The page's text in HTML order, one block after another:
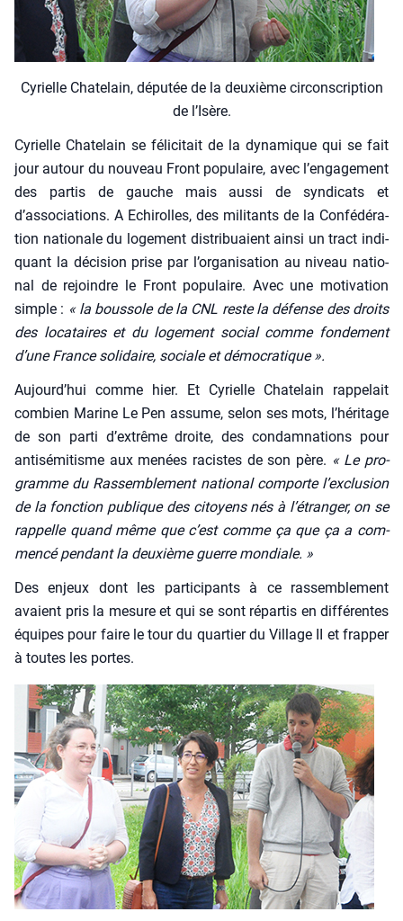
Cyrielle Cha­te­lain, dépu­tée de la deuxième cir­cons­crip­tion
de l’I­sère.
Cyrielle Cha­te­lain se féli­ci­tait de la dyna­mique qui se fait
jour autour du nou­veau Front popu­laire, avec l’engagement
des par­tis de gauche mais aus­si de syn­di­cats et
d’associations. A Echi­rolles, des mili­tants de la Confé­dé­ra­
tion natio­nale du loge­ment dis­tri­buaient ain­si un tract indi­
quant la déci­sion prise par l’organisation au niveau natio­
nal de rejoindre le Front popu­laire. Avec une moti­va­tion
simple : « la bous­sole de la CNL reste la défense des droits
des loca­taires et du loge­ment social comme fon­de­ment
d’une France soli­daire, sociale et démo­cra­tique ».
Aujourd’hui comme hier. Et Cyrielle Cha­te­lain rap­pe­lait
com­bien Marine Le Pen assume, selon ses mots, l’héritage
de son par­ti d’extrême droite, des condam­na­tions pour
anti­sé­mi­tisme aux menées racistes de son père. « Le pro­
gramme du Ras­sem­ble­ment natio­nal com­porte l’exclusion
de la fonc­tion publique des citoyens nés à l’étranger, on se
rap­pelle quand même que c’est comme ça que ça a com­
men­cé pen­dant la deuxième guerre mon­diale. »
Des enjeux dont les par­ti­ci­pants à ce ras­sem­ble­ment
avaient pris la mesure et qui se sont répar­tis en dif­fé­rentes
équipes pour faire le tour du quar­tier du Vil­lage II et frap­per
à toutes les portes.